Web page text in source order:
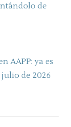
de
AAPP: ya es
julio de 2026